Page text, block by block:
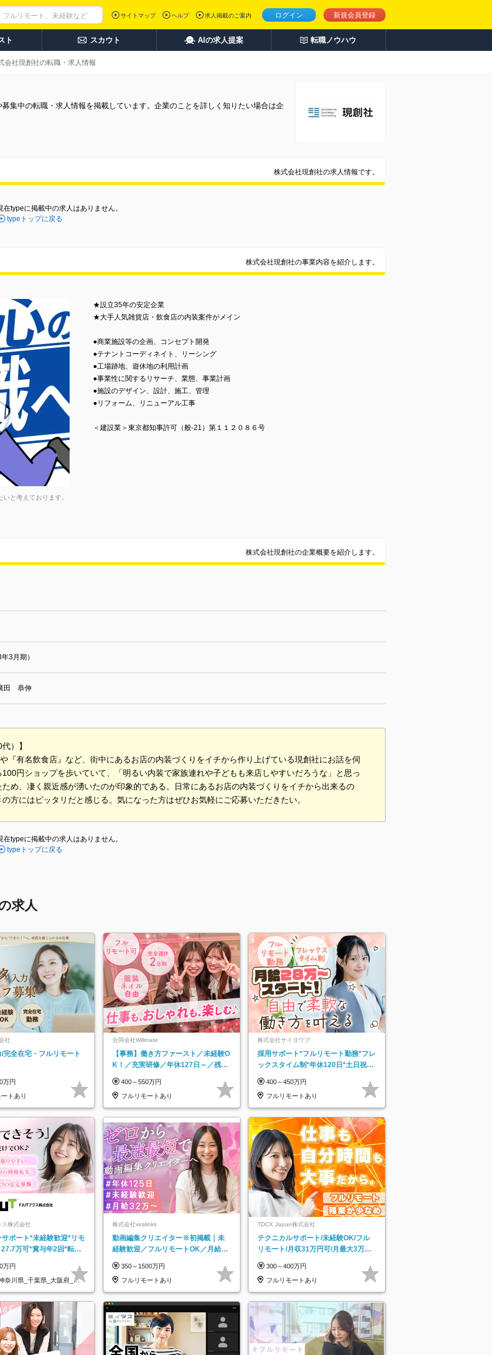
ログイン 新規会員登録
サイトマップ ヘルプ 求人掲載のご案内
ト スカウト AIの求人提案 転職ノウハウ
会社現創社の転職・求人情報
集中の転職・求人情報を掲載しています。企業のことを詳しく知りたい場合は企
株式会社現創社の求人情報です。
在typeに掲載中の求人はありません。
typeトップに戻る
株式会社現創社の事業内容を紹介します。
と考えております。
★設立35年の安定企業
★大手人気雑貨店・飲食店の内装案件がメイン
●商業施設等の企画、コンセプト開発
●テナントコーディネイト、リーシング
●工場跡地、遊休地の利用計画
●事業性に関するリサーチ、業態、事業計画
●施設のデザイン、設計、施工、管理
●リフォーム、リニューアル工事
＜建設業＞東京都知事許可（般-21）第１１２０８６号
株式会社現創社の企業概要を紹介します。
3月期）
田 恭伸
）】
や『有名飲食店』など、街中にあるお店の内装づくりをイチから作り上げている現創社にお話を伺
100円ショップを歩いていて、「明るい内装で家族連れや子どもも来店しやすいだろうな」と思っ
め、凄く親近感が湧いたのが印象的である。日常にあるお店の内装づくりをイチから出来るの
方にはピッタリだと感じる。気になった方はぜひお気軽にご応募いただきたい。
在typeに掲載中の求人はありません。
typeトップに戻る
求人
社
完全在宅・フルリモート
万円
トあり
合同会社Willmate
【事務】働き方ファースト／未経験O
K！／充実研修／年休127日～／残業
400～550万円
フルリモートあり
株式会社サイヨウブ
採用サポート*フルリモート勤務*フレ
ックスタイム制*年休120日*土日祝休
400～450万円
フルリモートあり
ス株式会社
サポート*未経験歓迎*リモ
万可*賞与年2回*転勤
万円
奈川県_千葉県_大阪府_愛
株式会社viralinks
動画編集クリエイター※初掲載｜未
経験歓迎／フルリモートOK／月給32
350～1500万円
フルリモートあり
TDCX Japan株式会社
テクニカルサポート/未経験OK/フル
リモート/月収31万円可/月最大3万の
300～400万円
フルリモートあり